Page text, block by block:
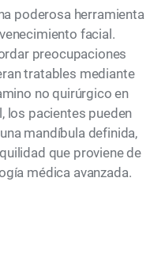
poderosa herramienta
facial.
preocupaciones
tratables mediante
no quirúrgico en
los pacientes pueden
mandíbula definida,
que proviene de
médica avanzada.